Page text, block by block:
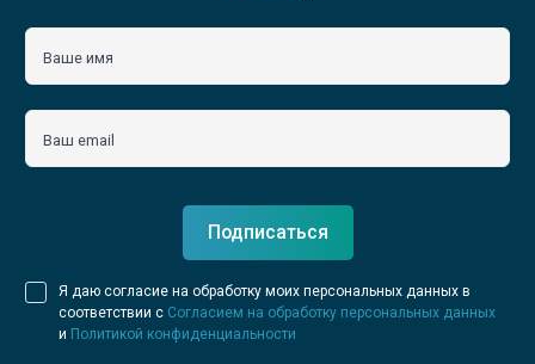
Ваше имя
Ваш email
Подписаться
Я даю согласие на обработку моих персональных данных в
соответствии с Согласием на обработку персональных данных
и Политикой конфиденциальности